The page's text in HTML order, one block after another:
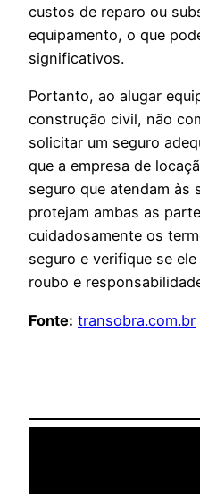
custos de reparo ou
equipamento, o que
significativos.
Portanto, ao alugar
construção civil, não
solicitar um seguro
que a empresa de
seguro que atendam às
protejam ambas as
cuidadosamente os
seguro e verifique se
roubo e
Fonte: transobra.com.br